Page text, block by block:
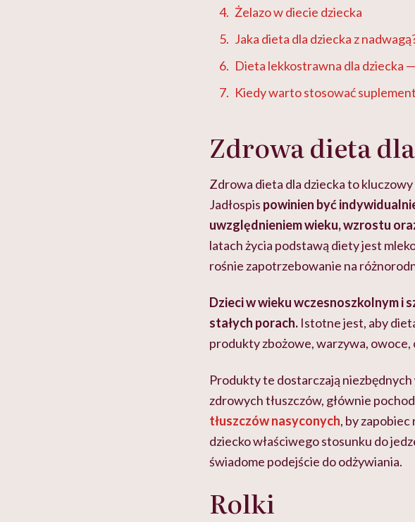
Żelazo w diecie dziecka
Jaka dieta dla dziecka z
Dieta lekkostrawna dla dziecka
Kiedy warto stosować
Zdrowa dieta
Zdrowa dieta dla dziecka to
Jadłospis powinien być
uwzględnieniem wieku, wzrostu
latach życia podstawą diety jest
rośnie zapotrzebowanie na
Dzieci w wieku wczesnoszkolnym i
stałych porach. Istotne jest, aby
produkty zbożowe, warzywa, owoce,
Produkty te dostarczają niezbędnych
zdrowych tłuszczów, głównie
tłuszczów nasyconych, by
dziecko właściwego stosunku do
świadome podejście do odżywiania.
Rolki